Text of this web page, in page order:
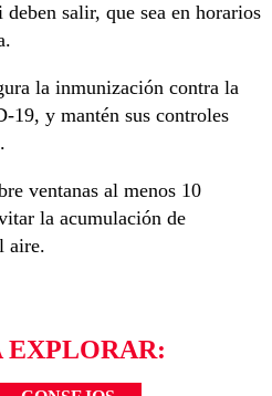
deben salir, que sea en horarios
la inmunización contra la
y mantén sus controles
ventanas al menos 10
la acumulación de
aire.
EXPLORAR: